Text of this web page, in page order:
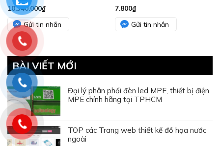
10.340.000₫
Gửi tin nhắn
7.800₫
Gửi tin nhắn
BÀI VIẾT MỚI
Đại lý phân phối đèn led MPE, thiết bị điện
MPE chính hãng tại TPHCM
TOP các Trang web thiết kế đồ họa nước
ngoài